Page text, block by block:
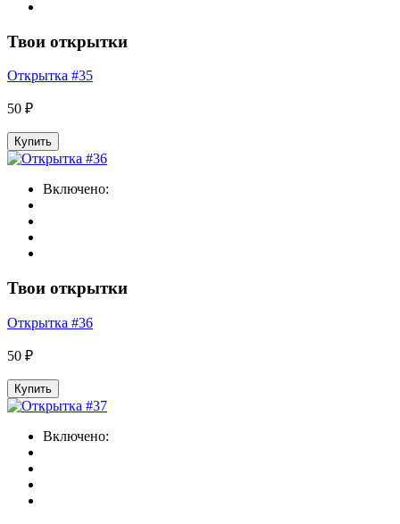
Твои открытки
Открытка #35
50 ₽
Купить
Включено:
Твои открытки
Открытка #36
50 ₽
Купить
Включено: